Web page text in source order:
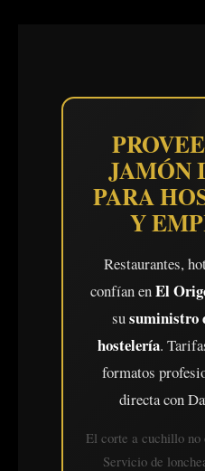
JAMÓN
PARA
Y
Restaurantes,
confían enEl
susuministro
hostelería.
formatos
directa con
El corte a cuchillo
Servicio de